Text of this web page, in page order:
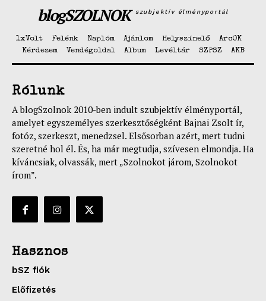
blogSZOLNOK szubjektív élményportál
1xVolt Felénk Naplóm Ajánlom Helyszínelő
ArcOK
Kérdezem
Vendégoldal Album Levéltár SZPSZ AKB
Rólunk
A blogSzolnok 2010-ben indult szubjektív élményportál,
amelyet egyszemélyes szerkesztőségként Bajnai Zsolt ír,
fotóz, szerkeszt, menedzsel. Elsősorban azért, mert tudni
szeretné hol él. És, ha már megtudja, szívesen elmondja. Ha
kíváncsiak, olvassák, mert „Szolnokot járom, Szolnokot
írom”.
Hasznos
bSZ fiók
Előfizetés